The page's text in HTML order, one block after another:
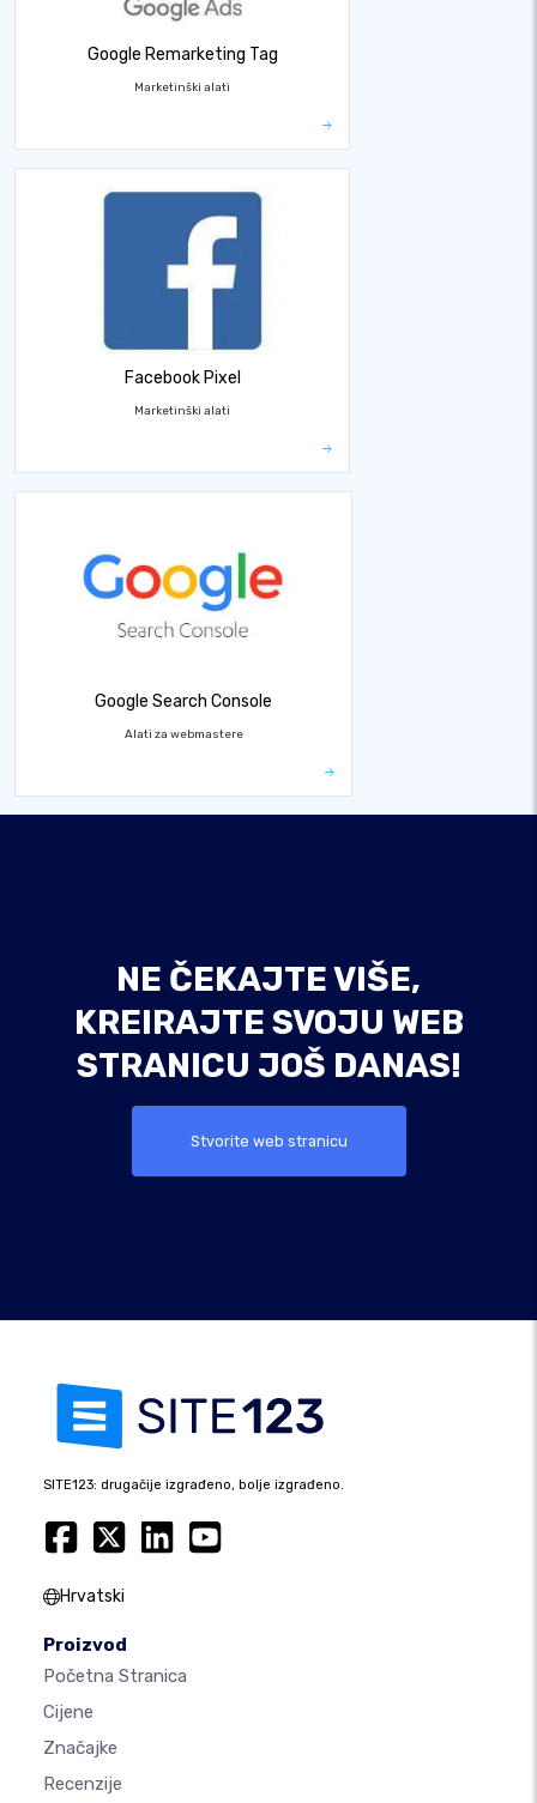
Google Remarketing Tag
Marketinški alati
Facebook Pixel
Marketinški alati
Google Search Console
Alati za webmastere
NE ČEKAJTE VIŠE,
KREIRAJTE SVOJU WEB
STRANICU JOŠ DANAS!
Stvorite web stranicu
SITE123: drugačije izgrađeno, bolje izgrađeno.
Hrvatski
Proizvod
Početna Stranica
Cijene
Značajke
Recenzije